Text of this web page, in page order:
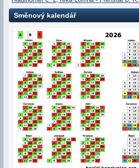
Směnový kalendář